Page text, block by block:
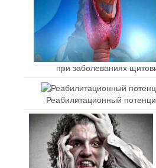
при заболеваниях
Реабилитационный